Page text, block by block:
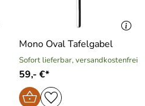
Mono Oval Tafelgabel
Sofort lieferbar, versandkostenfrei
59,- €*